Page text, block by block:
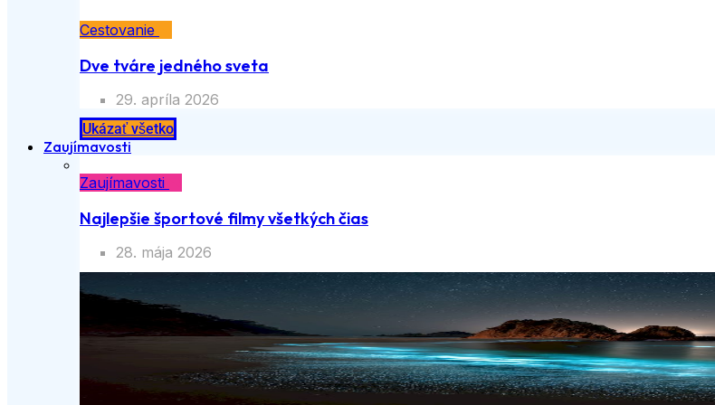
Cestovanie
Dve tváre jedného sveta
29. apríla 2026
Ukázať všetko
Zaujímavosti
Zaujímavosti
Najlepšie športové filmy všetkých čias
28. mája 2026